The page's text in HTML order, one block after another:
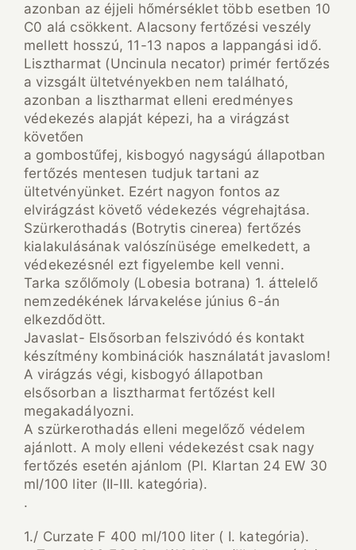
azonban az éjjeli hőmérséklet több esetben 10
C0 alá csökkent. Alacsony fertőzési veszély
mellett hosszú, 11-13 napos a lappangási idő.
Lisztharmat (Uncinula necator) primér fertőzés
a vizsgált ültetvényekben nem található,
azonban a lisztharmat elleni eredményes
védekezés alapját képezi, ha a virágzást
követően
a gombostűfej, kisbogyó nagyságú állapotban
fertőzés mentesen tudjuk tartani az
ültetvényünket. Ezért nagyon fontos az
elvirágzást követő védekezés végrehajtása.
Szürkerothadás (Botrytis cinerea) fertőzés
kialakulásának valószínüsége emelkedett, a
védekezésnél ezt figyelembe kell venni.
Tarka szőlőmoly (Lobesia botrana) 1. áttelelő
nemzedékének lárvakelése június 6-án
elkezdődött.
Javaslat- Elsősorban felszivódó és kontakt
készítmény kombinációk használatát javaslom!
A virágzás végi, kisbogyó állapotban
elsősorban a lisztharmat fertőzést kell
megakadályozni.
A szürkerothadás elleni megelőző védelem
ajánlott. A moly elleni védekezést csak nagy
fertőzés esetén ajánlom (Pl. Klartan 24 EW 30
ml/100 liter (II-III. kategória).
.
1./ Curzate F 400 ml/100 liter ( I. kategória).